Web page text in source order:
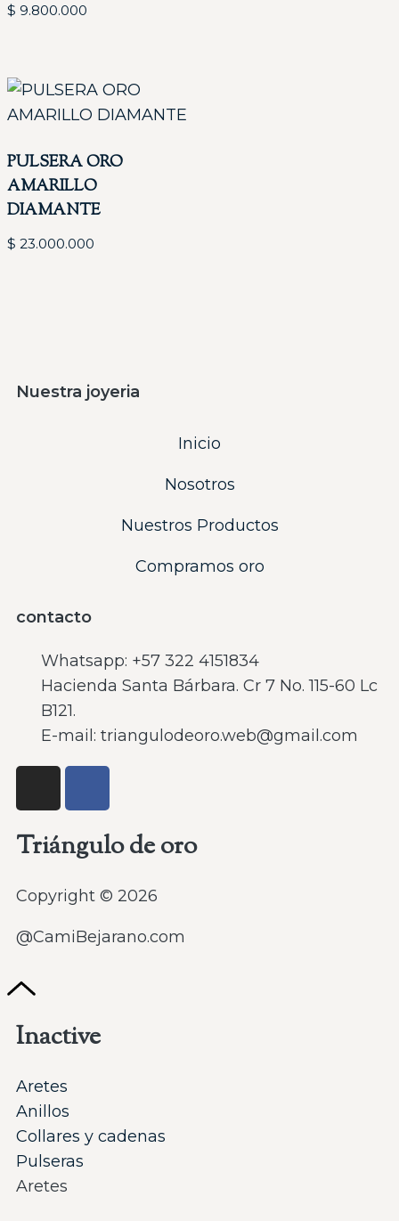
$ 9.800.000
PULSERA ORO
AMARILLO
DIAMANTE
$ 23.000.000
Nuestra joyeria
Inicio
Nosotros
Nuestros Productos
Compramos oro
contacto
Whatsapp: ‪+57 322 4151834‬
Hacienda Santa Bárbara. Cr 7 No. 115-60 Lc
B121.
E-mail: triangulodeoro.web@gmail.com
Triángulo de oro
Copyright © 2026
@CamiBejarano.com
Inactive
Aretes
Anillos
Collares y cadenas
Pulseras
Aretes